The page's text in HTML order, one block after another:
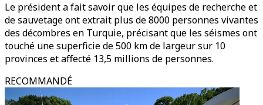
Le président a fait savoir que les équipes de recherche et
de sauvetage ont extrait plus de 8000 personnes vivantes
des décombres en Turquie, précisant que les séismes ont
touché une superficie de 500 km de largeur sur 10
provinces et affecté 13,5 millions de personnes.
RECOMMANDÉ